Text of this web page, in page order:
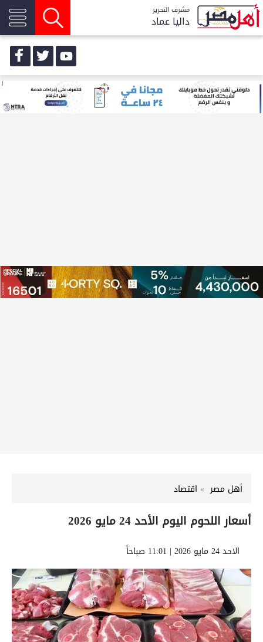
مشرف التحرير
داليا عماد
أهل مصر اقتصاد
أسعار اللحوم اليوم الأحد 24 مايو 2026
الاحد 24 مايو 2026 | 11:01 صباحاً